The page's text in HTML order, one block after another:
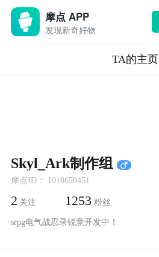
摩点 APP
发现新奇好物
TA的主页
Skyl_Ark制作组
摩点ID： 1010650451
2 关注 1253 粉丝
srpg电气战忍录锐意开发中！